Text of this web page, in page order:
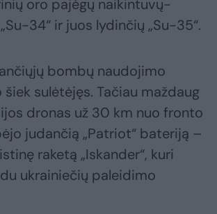
oro pajėgų naikintuvų-
34“ ir juos lydinčių „Su-35“.
bombų naudojimo
sulėtėjęs. Tačiau maždaug
dronas už 30 km nuo fronto
judančią „Patriot“ bateriją –
raketą „Iskander“, kuri
ukrainiečių paleidimo